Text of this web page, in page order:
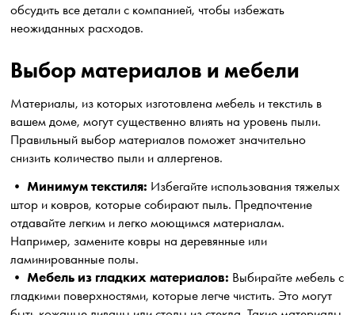
обсудить все детали с компанией, чтобы избежать
неожиданных расходов.
Выбор материалов и мебели
Материалы, из которых изготовлена мебель и текстиль в
вашем доме, могут существенно влиять на уровень пыли.
Правильный выбор материалов поможет значительно
снизить количество пыли и аллергенов.
•Минимум текстиля: Избегайте использования тяжелых
штор и ковров, которые собирают пыль. Предпочтение
отдавайте легким и легко моющимся материалам.
Например, замените ковры на деревянные или
ламинированные полы.
•Мебель из гладких материалов: Выбирайте мебель с
гладкими поверхностями, которые легче чистить. Это могут